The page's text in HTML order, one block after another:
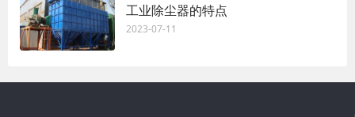
工业除尘器的特点
2023-07-11